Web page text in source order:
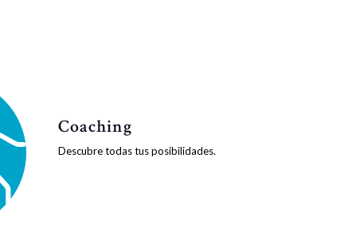
Coaching
Descubre todas tus posibilidades.